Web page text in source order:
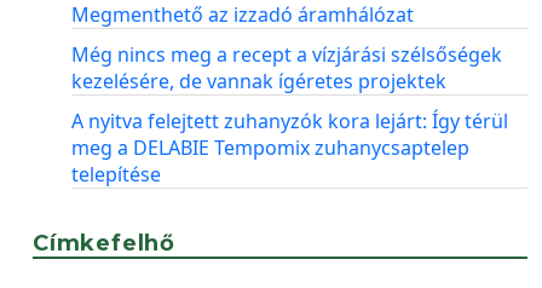
Megmenthető az izzadó áramhálózat
Még nincs meg a recept a vízjárási szélsőségek
kezelésére, de vannak ígéretes projektek
A nyitva felejtett zuhanyzók kora lejárt: Így térül
meg a DELABIE Tempomix zuhanycsaptelep
telepítése
Címkefelhő